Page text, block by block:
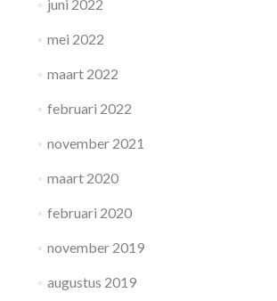
juni 2022
mei 2022
maart 2022
februari 2022
november 2021
maart 2020
februari 2020
november 2019
augustus 2019